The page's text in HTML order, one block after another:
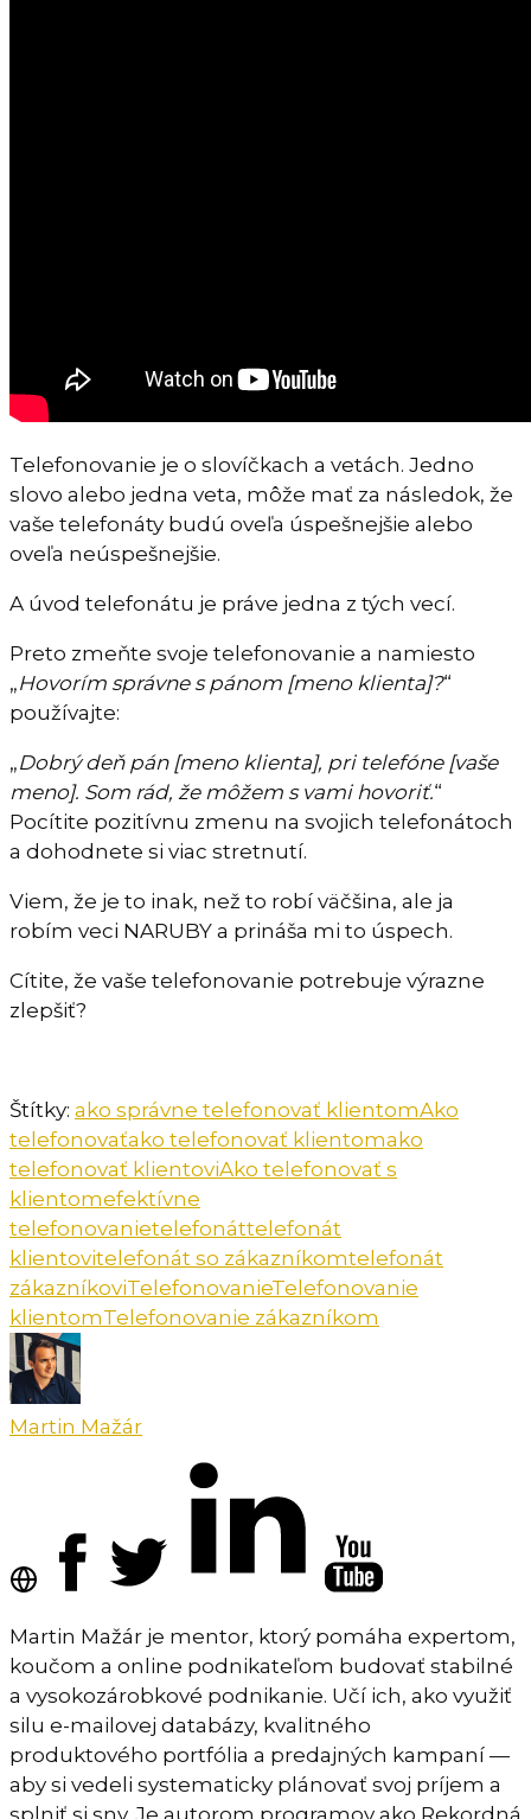
Telefonovanie je o slovíčkach a vetách. Jedno
slovo alebo jedna veta, môže mať za následok, že
vaše telefonáty budú oveľa úspešnejšie alebo
oveľa neúspešnejšie.
A úvod telefonátu je práve jedna z tých vecí.
Preto zmeňte svoje telefonovanie a namiesto
„Hovorím správne s pánom [meno klienta]?“
používajte:
„Dobrý deň pán [meno klienta], pri telefóne [vaše
meno]. Som rád, že môžem s vami hovoriť.“
Pocítite pozitívnu zmenu na svojich telefonátoch
a dohodnete si viac stretnutí.
Viem, že je to inak, než to robí väčšina, ale ja
robím veci NARUBY a prináša mi to úspech.
Cítite, že vaše telefonovanie potrebuje výrazne
zlepšiť?
Štítky: ako správne telefonovať klientomAko
telefonovaťako telefonovať klientomako
telefonovať klientoviAko telefonovať s
klientomefektívne
telefonovanietelefonáttelefonát
klientovitelefonát so zákazníkomtelefonát
zákazníkoviTelefonovanieTelefonovanie
klientomTelefonovanie zákazníkom
Martin Mažár
Martin Mažár je mentor, ktorý pomáha expertom,
koučom a online podnikateľom budovať stabilné
a vysokozárobkové podnikanie. Učí ich, ako využiť
silu e-mailovej databázy, kvalitného
produktového portfólia a predajných kampaní —
aby si vedeli systematicky plánovať svoj príjem a
splniť si sny. Je autorom programov ako Rekordná